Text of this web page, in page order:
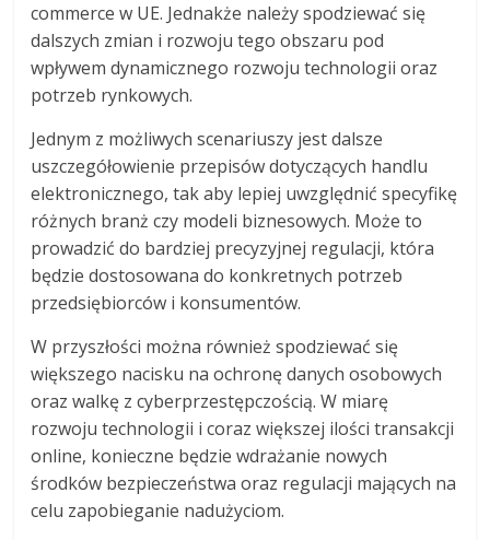
commerce w UE. Jednakże należy spodziewać się
dalszych zmian i rozwoju tego obszaru pod
wpływem dynamicznego rozwoju technologii oraz
potrzeb rynkowych.
Jednym z możliwych scenariuszy jest dalsze
uszczegółowienie przepisów dotyczących handlu
elektronicznego, tak aby lepiej uwzględnić specyfikę
różnych branż czy modeli biznesowych. Może to
prowadzić do bardziej precyzyjnej regulacji, która
będzie dostosowana do konkretnych potrzeb
przedsiębiorców i konsumentów.
W przyszłości można również spodziewać się
większego nacisku na ochronę danych osobowych
oraz walkę z cyberprzestępczością. W miarę
rozwoju technologii i coraz większej ilości transakcji
online, konieczne będzie wdrażanie nowych
środków bezpieczeństwa oraz regulacji mających na
celu zapobieganie nadużyciom.